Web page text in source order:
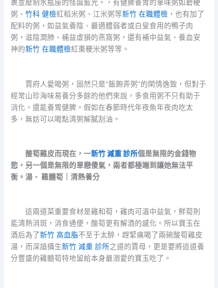
裹並壓制水瓶座的怪誕藍光。，有健脾養胃的單味粥如碧粳
粥、竹科 健檢紅稻米粥、江米粥等新竹 在職體檢 ，也有加了
配料的粥，如益氣養陰、最適體弱者或白叟食用的鴨子肉
粥，滋陰潤肺、補益虛損的燕窩粥，還有補中益氣、養血安
神的新竹 在職體檢紅棗粳米粥等等。
賈府人愛喝粥，固然只是“飯飽弄粥”的閑情逸致，但對于
經常山珍海味易養分多餘的他們來說，多食用粥不只有助于
消化，還能養胃健脾。假如在春節時代年夜魚年夜肉吃太
多，無妨可以喝點清粥解膩刮油。
酸筍雞皮而現在，一新竹 減重 診所個是無限的金錢物
慾，另一個是無限的單戀傻氣，兩者都極端到讓她無法平
衡。湯、 雞髓筍｜清熱養分
這兩道菜重要食材是雞和筍，雞肉可溫中益氣，鮮筍則
能清熱消斑，消食通便，酸筍更有解酒的感化。所以寶玉在
酒后為了新竹 高血脂不至于太醉，趕緊痛喝了兩碗酸筍雞皮
湯，而深諳攝生新竹 減重 診所之道的賈母，更是要將這道養
分豐盛的雞髓筍特地留給本身最溺愛的寶玉吃了。